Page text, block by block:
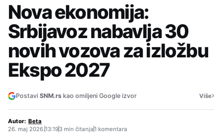
Nova ekonomija:
Srbijavoz nabavlja 30
novih vozova za izložbu
Ekspo 2027
Postavi SNM.rs kao omiljeni Google izvor Više›
Autor: Beta
26. maj 2026.13:193 min čitanja1 komentara